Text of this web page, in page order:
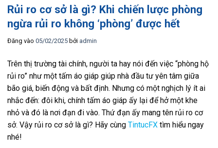
Rủi ro cơ sở là gì? Khi chiến lược phòng
ngừa rủi ro không ‘phòng’ được hết
Đăng vào 05/02/2025 bởi admin
Trên thị trường tài chính, người ta hay nói đến việc “phòng hộ
rủi ro” như một tấm áo giáp giúp nhà đầu tư yên tâm giữa
bão giá, biến động và bất định. Nhưng có một nghịch lý ít ai
nhắc đến: đôi khi, chính tấm áo giáp ấy lại để hở một khe
nhỏ và đó là nơi đạn đi vào. Thứ đạn ấy mang tên rủi ro cơ
sở. Vậy rủi ro cơ sở là gì? Hãy cùng TintucFX tìm hiểu ngay
nhé!